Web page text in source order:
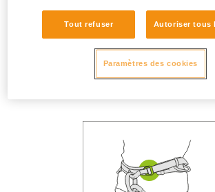
Casque correctement
Tout refuser Autoriser tous
Paramètres des cookies